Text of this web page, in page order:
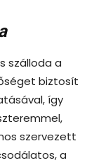
szálloda a
biztosít
így
szervezett
a